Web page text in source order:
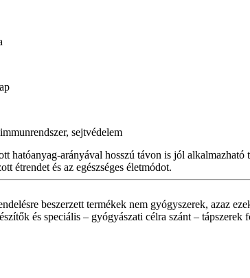
sejtvédelem
arányával hosszú távon is jól alkalmazható
étrendet és az egészséges életmódot.
beszerzett termékek nem gyógyszerek, azaz
és speciális – gyógyászati célra szánt –